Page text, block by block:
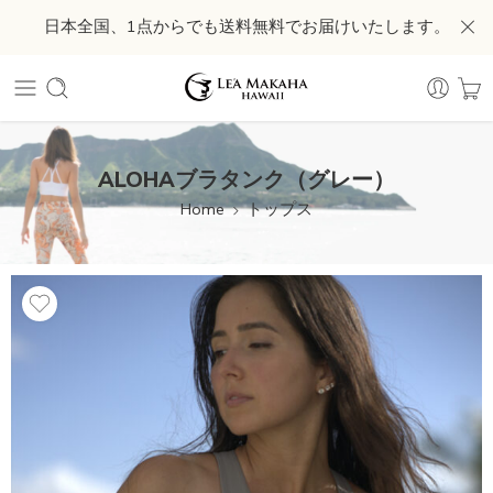
日本全国、1点からでも送料無料でお届けいたします。
ALOHAブラタンク（グレー）
Home トップス